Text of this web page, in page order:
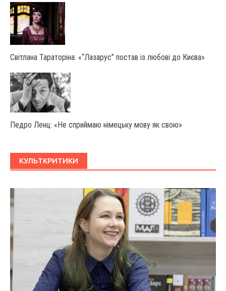
Світлана Тараторіна: «“Лазарус” постав із любові до Києва»
Педро Ленц: «Не сприймаю німецьку мову як свою»
КУЛЬТКРИТИКИ